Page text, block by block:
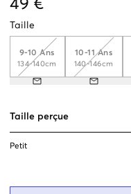
49 €
Taille
9-10 Ans
134-140cm
10-11 Ans
140-146cm
Taille perçue
Petit